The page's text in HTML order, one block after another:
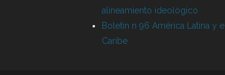
alineamiento ideológico
Boletín n 96 América Latina y el
Caribe